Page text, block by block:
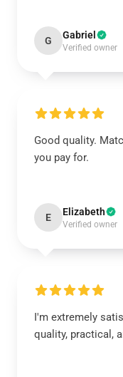
G Gabriel
Verified owner
Good quality.
you pay for.
E Elizabeth
Verified owner
I'm extremely
quality, practical,